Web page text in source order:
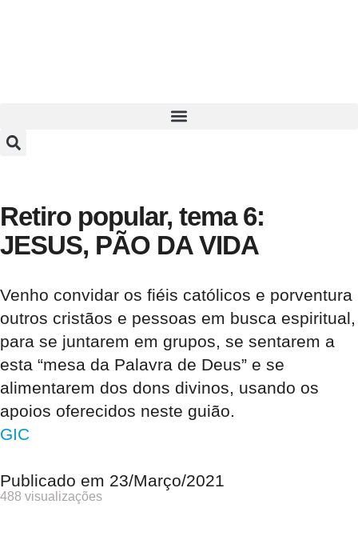
Retiro popular, tema 6:
JESUS, PÃO DA VIDA
Venho convidar os fiéis católicos e porventura
outros cristãos e pessoas em busca espiritual,
para se juntarem em grupos, se sentarem a
esta “mesa da Palavra de Deus” e se
alimentarem dos dons divinos, usando os
apoios oferecidos neste guião.
GIC
Publicado em 23/Março/2021
488 visualizações